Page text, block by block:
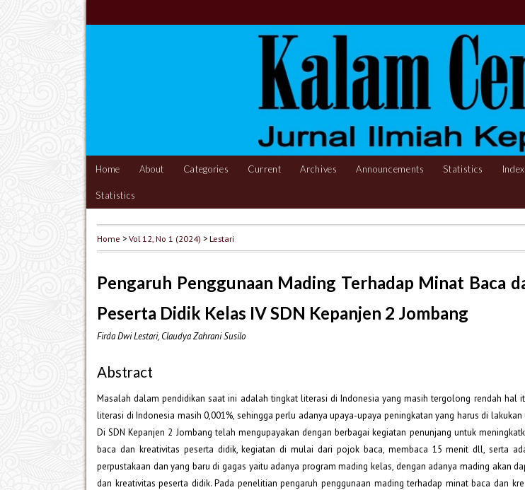
Home About Categories Current Archives Announcements Statistics
Statistics
Home >Vol 12, No 1 (2024) >Lestari
Pengaruh Penggunaan Mading Terhadap Minat Baca
Peserta Didik Kelas IV SDN Kepanjen 2 Jombang
Firda Dwi Lestari, Claudya Zahrani Susilo
Abstract
Masalah dalam pendidikan saat ini adalah tingkat literasi di Indonesia yang masih tergolong rendah hal
literasi di Indonesia masih 0,001%, sehingga perlu adanya upaya-upaya peningkatan yang harus di
Di SDN Kepanjen 2 Jombang telah mengupayakan dengan berbagai kegiatan penunjang untuk
baca dan kreativitas peserta didik, kegiatan di mulai dari pojok baca, membaca 15 menit dll, serta
perpustakaan dan yang baru di gagas yaitu adanya program mading kelas, dengan adanya mading akan
dan kreativitas peserta didik. Pada penelitian pengaruh penggunaan mading terhadap minat baca dan